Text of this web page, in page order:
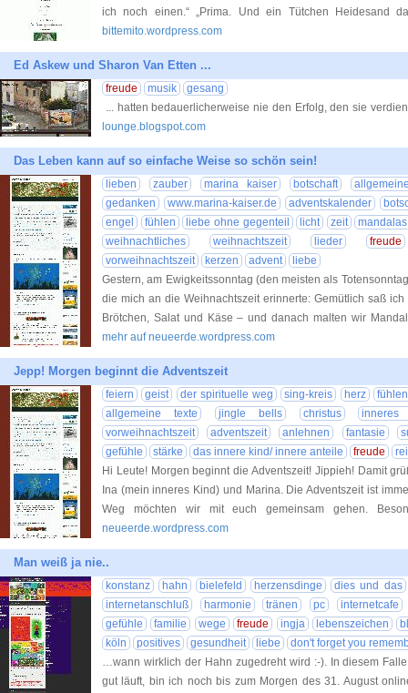
ich noch einen.“ „Prima. Und ein Tütchen Heidesand
bittemito.wordpress.com
Ed Askew und Sharon Van Etten ...
freude musik
gesang
... hatten bedauerlicherweise nie den Erfolg, den sie
lounge.blogspot.com
Das Leben kann auf so einfache Weise so schön sein!
lieben zauber marina kaiser botschaft
gedanken
www.marina-kaiser.de adventskalender
engel
fühlen liebe ohne gegenteil licht zeit
mandalas
weihnachtliches
weihnachtszeit lieder
freude
vorweihnachtszeit
kerzen advent
liebe
Gestern, am Ewigkeitssonntag (den meisten als
die mich an die Weihnachtszeit erinnerte: Gemütlich saß
Brötchen, Salat und Käse – und danach malten wir
mehr auf neueerde.wordpress.com
Jepp! Morgen beginnt die Adventszeit
feiern geist der spirituelle weg sing-kreis herz
fühlen
allgemeine texte
jingle bells christus
inneres
vorweihnachtszeit
adventszeit anlehnen fantasie
gefühle
stärke das innere kind/ innere anteile freude
Hi Leute! Morgen beginnt die Adventszeit! Jippieh! Damit
Ina (mein inneres Kind) und Marina. Die Adventszeit ist
Weg möchten wir mit euch gemeinsam gehen.
neueerde.wordpress.com
Man weiß ja nie..
konstanz hahn bielefeld herzensdinge
dies und das
internetanschluß
harmonie tränen pc
internetcafe
gefühle
familie wege freude ingja lebenszeichen
köln
positives gesundheit liebe
don't forget you
…wann wirklich der Hahn zugedreht wird :-). In diesem
gut läuft, bin ich noch bis zum Morgen des 31. August